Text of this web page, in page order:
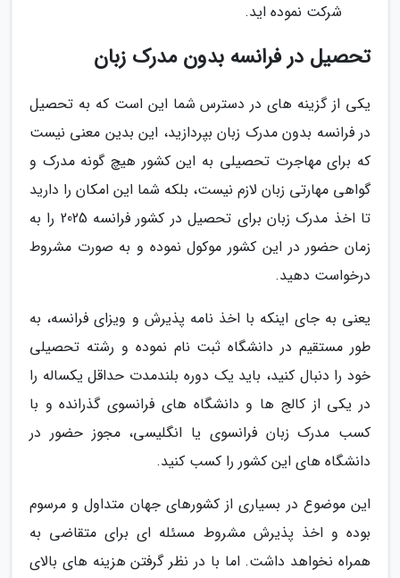
شرکت نموده اید.
تحصیل در فرانسه بدون مدرک زبان
یکی از گزینه های در دسترس شما این است که به تحصیل
در فرانسه بدون مدرک زبان بپردازید، این بدین معنی نیست
که برای مهاجرت تحصیلی به این کشور هیچ گونه مدرک و
گواهی مهارتی زبان لازم نیست، بلکه شما این امکان را دارید
تا اخذ مدرک زبان برای تحصیل در کشور فرانسه 2025 را به
زمان حضور در این کشور موکول نموده و به صورت مشروط
درخواست دهید.
یعنی به جای اینکه با اخذ نامه پذیرش و ویزای فرانسه، به
طور مستقیم در دانشگاه ثبت نام نموده و رشته تحصیلی
خود را دنبال کنید، باید یک دوره بلندمدت حداقل یکساله را
در یکی از کالج ها و دانشگاه های فرانسوی گذرانده و با
کسب مدرک زبان فرانسوی یا انگلیسی، مجوز حضور در
دانشگاه های این کشور را کسب کنید.
این موضوع در بسیاری از کشورهای جهان متداول و مرسوم
بوده و اخذ پذیرش مشروط مسئله ای برای متقاضی به
همراه نخواهد داشت. اما با در نظر گرفتن هزینه های بالای